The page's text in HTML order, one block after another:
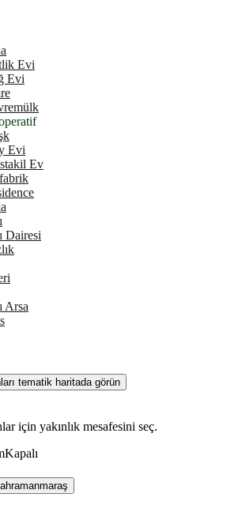
Evi
Evi
Evi
Ev
Dairesi
Arsa
tematik haritada görün
için yakınlık mesafesini seç.
Kapalı